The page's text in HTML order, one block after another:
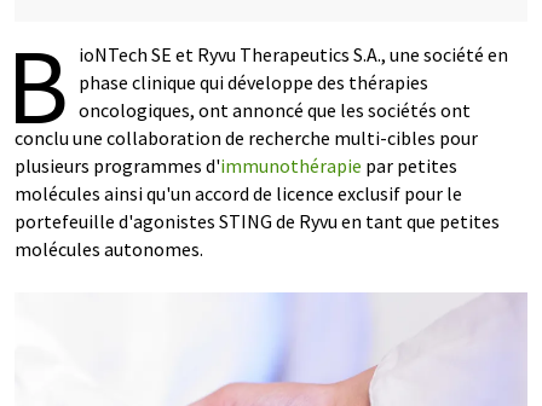
B ioNTech SE et Ryvu Therapeutics S.A., une société en
phase clinique qui développe des thérapies
oncologiques, ont annoncé que les sociétés ont
conclu une collaboration de recherche multi-cibles pour
plusieurs programmes d'immunothérapie par petites
molécules ainsi qu'un accord de licence exclusif pour le
portefeuille d'agonistes STING de Ryvu en tant que petites
molécules autonomes.